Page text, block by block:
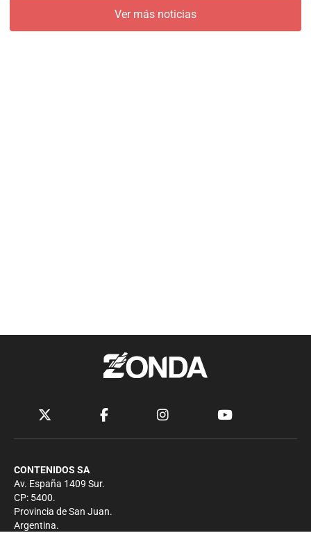
Ver más noticias
CONTENIDOS SA
Av. España 1409 Sur.
CP: 5400.
Provincia de San Juan.
Argentina.